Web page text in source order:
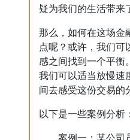
疑为我们的生活带来
那么，如何在这场金
点呢？或许，我们可
感之间找到一个平衡
我们可以适当放慢速
间去感受这份交易的
以下是一些案例分析：
案例一：某公司